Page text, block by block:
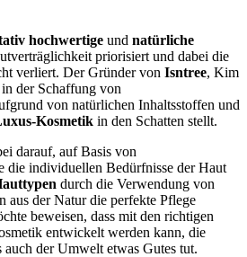
hochwertige und natürliche
priorisiert und dabei die
verliert. Der Gründer von Isntree, Kim
der Schaffung von
von natürlichen Inhaltsstoffen und
Kosmetik in den Schatten stellt.
darauf, auf Basis von
die individuellen Bedürfnisse der Haut
durch die Verwendung von
aus der Natur die perfekte Pflege
beweisen, dass mit den richtigen
entwickelt werden kann, die
der Umwelt etwas Gutes tut.